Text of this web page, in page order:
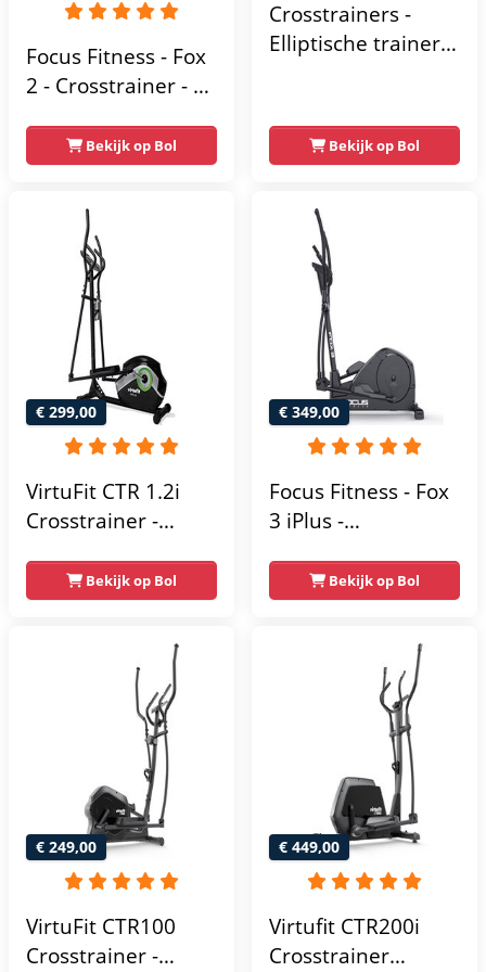
Focus Fitness - Fox
2 - Crosstrainer - 16
Weerstandsniveaus
Bekijk op Bol
Crosstrainers -
Elliptische trainer
- Magnetische
weerstand met 16
scherm - Zwart
Bekijk op Bol
€ 299,00
VirtuFit CTR 1.2i
Crosstrainer -
Programma's -
Bluetooth -
Bekijk op Bol
€ 349,00
Focus Fitness - Fox
3 iPlus -
Hartslagsensoren -
24
Weerstandsniveaus
Bekijk op Bol
€ 249,00
VirtuFit CTR100
Crosstrainer -
€ 449,00
Virtufit CTR200i
Crosstrainer